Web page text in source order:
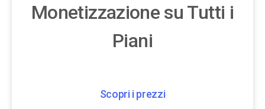
Monetizzazione su Tutti i
Piani
Scopri i prezzi